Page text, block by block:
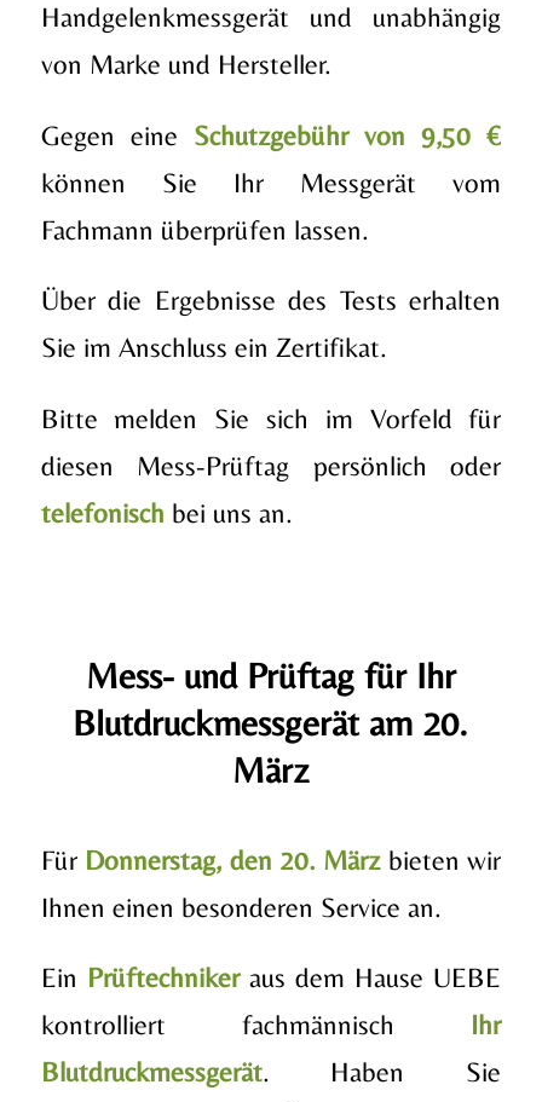
Handgelenkmessgerät und unabhängig
von Marke und Hersteller.
Gegen eine Schutzgebühr von 9,50 €
können Sie Ihr Messgerät vom
Fachmann überprüfen lassen.
Über die Ergebnisse des Tests erhalten
Sie im Anschluss ein Zertifikat.
Bitte melden Sie sich im Vorfeld für
diesen Mess-Prüftag persönlich oder
telefonisch bei uns an.
Mess- und Prüftag für Ihr
Blutdruckmessgerät am 20.
März
Für Donnerstag, den 20. Märzbieten wir
Ihnen einen besonderen Service an.
Ein Prüftechnikeraus dem Hause UEBE
kontrolliert fachmännisch Ihr
Blutdruckmessgerät. Haben Sie